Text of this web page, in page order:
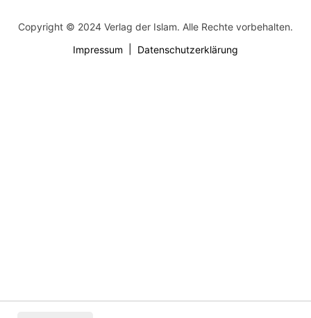
Copyright © 2024 Verlag der Islam. Alle Rechte vorbehalten.
Impressum
Datenschutzerklärung